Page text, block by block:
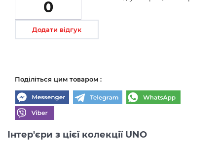
0
Додати відгук
Поділіться цим товаром :
Інтер'єри з цієї колекції UNO